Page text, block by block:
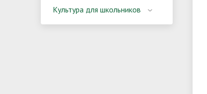
Культура для школьников